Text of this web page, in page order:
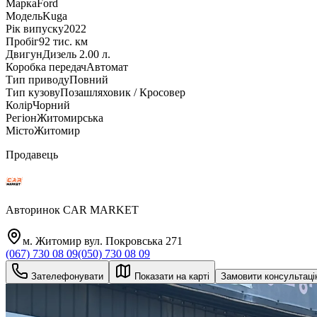
Марка Ford
МодельKuga
Рік випуску2022
Пробіг92 тис. км
ДвигунДизель 2.00 л.
Коробка передачАвтомат
Тип приводуПовний
Тип кузовуПозашляховик / Кросовер
КолірЧорний
РегіонЖитомирська
МістоЖитомир
Продавець
Авторинок CAR MARKET
м. Житомир вул. Покровська 271
(067) 730 08 09(050) 730 08 09
Зателефонувати Показати на карті Замовити